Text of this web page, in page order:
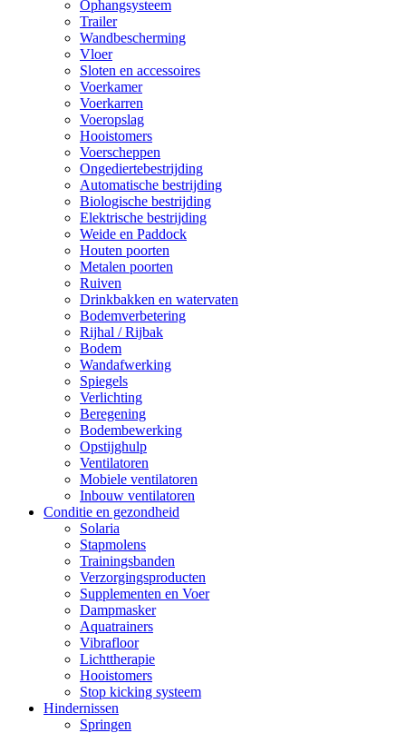
Ophangsysteem
Trailer
Wandbescherming
Vloer
Sloten en accessoires
Voerkamer
Voerkarren
Voeropslag
Hooistomers
Voerscheppen
Ongediertebestrijding
Automatische bestrijding
Biologische bestrijding
Elektrische bestrijding
Weide en Paddock
Houten poorten
Metalen poorten
Ruiven
Drinkbakken en watervaten
Bodemverbetering
Rijhal / Rijbak
Bodem
Wandafwerking
Spiegels
Verlichting
Beregening
Bodembewerking
Opstijghulp
Ventilatoren
Mobiele ventilatoren
Inbouw ventilatoren
Conditie en gezondheid
Solaria
Stapmolens
Trainingsbanden
Verzorgingsproducten
Supplementen en Voer
Dampmasker
Aquatrainers
Vibrafloor
Lichttherapie
Hooistomers
Stop kicking systeem
Hindernissen
Springen